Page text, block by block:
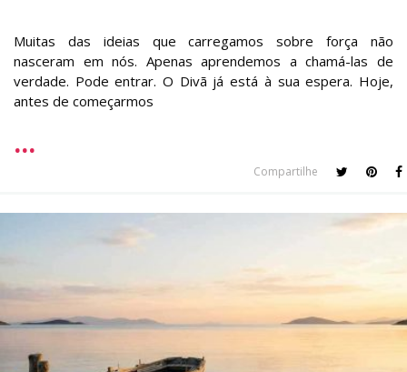
Muitas das ideias que carregamos sobre força não
nasceram em nós. Apenas aprendemos a chamá-las de
verdade. Pode entrar. O Divã já está à sua espera. Hoje,
antes de começarmos
Compartilhe